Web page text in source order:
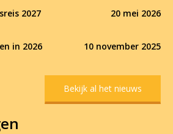
2027 20 mei 2026
in 2026 10 november 2025
Bekijk al het nieuws